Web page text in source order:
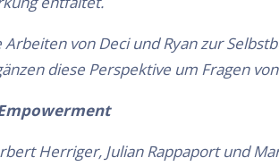
Arbeiten von Deci und Ryan zur
diese Perspektive um Fragen
Herriger, Julian Rappaport und